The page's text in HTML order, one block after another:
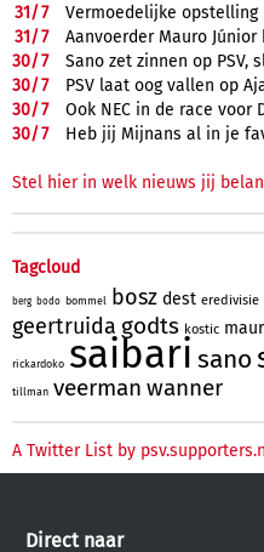
31/7
Vermoedelijke opstelling
31/7
Aanvoerder Mauro
30/7
Sano zet zinnen op PSV,
30/7
PSV laat oog vallen op
30/7
Ook NEC in de race voor
30/7 Heb jij Mijnans al in je
Stel hier in welk nieuws jij
Tagcloud
berg bodo bommel bosz dest eredivisie
geertruida godts kostic
rickardoko saibari sano
tillman veerman wanner
A Twitter List by
Direct naar